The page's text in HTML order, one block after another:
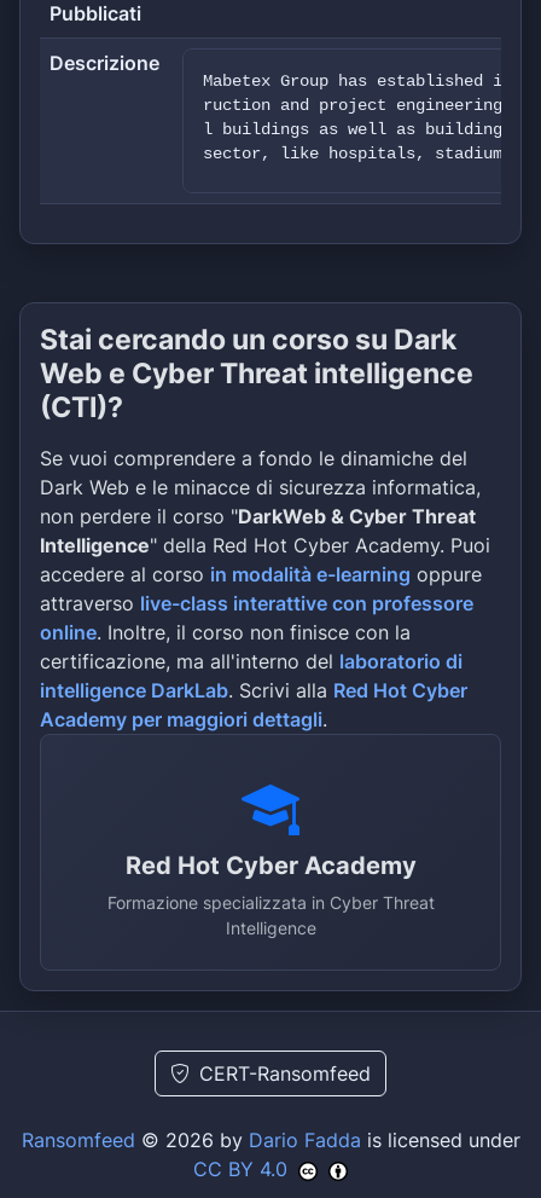
Pubblicati
Descrizione
Mabetex Group has established
ruction and project engineering of
l buildings as well as buildings
sector, like hospitals, stadiums,
We will upload 42gb of corporate
cts, detailed financials, client
Stai cercando un corso su Dark
Web e Cyber Threat intelligence
(CTI)?
Se vuoi comprendere a fondo le dinamiche del
Dark Web e le minacce di sicurezza informatica,
non perdere il corso "DarkWeb & Cyber Threat
Intelligence" della Red Hot Cyber Academy. Puoi
accedere al corso in modalità e-learning oppure
attraverso live-class interattive con professore
online. Inoltre, il corso non finisce con la
certificazione, ma all'interno del laboratorio di
intelligence DarkLab. Scrivi alla Red Hot Cyber
Academy per maggiori dettagli.
Red Hot Cyber Academy
Formazione specializzata in Cyber Threat
Intelligence
CERT-Ransomfeed
Ransomfeed © 2026 by Dario Fadda is licensed under
CC BY 4.0